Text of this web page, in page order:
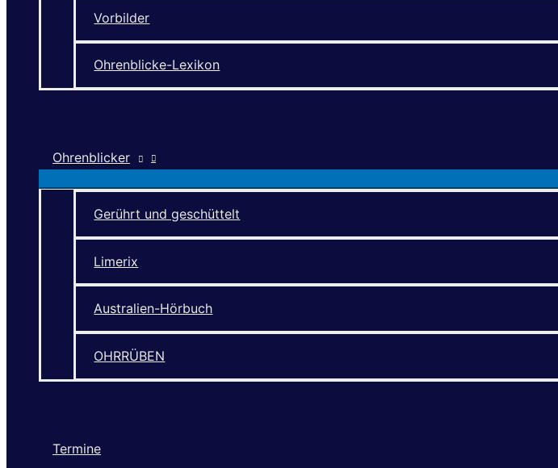
Vorbilder
Ohrenblicke-Lexikon
Ohrenblicker
Gerührt und geschüttelt
Limerix
Australien-Hörbuch
OHRRÜBEN
Termine